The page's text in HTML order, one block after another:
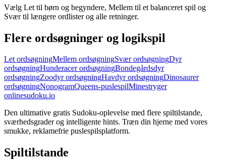
Vælg Let til børn og begyndere, Mellem til et balanceret spil og
Svær til længere ordlister og alle retninger.
Flere ordsøgninger og logikspil
Let ordsøgningMellem ordsøgningSvær ordsøgningDyr
ordsøgningHunderacer ordsøgningBondegårdsdyr
ordsøgningZoodyr ordsøgningHavdyr ordsøgningDinosaurer
ordsøgningNonogramQueens-puslespilMinestryger
onlinesudoku.io
Den ultimative gratis Sudoku-oplevelse med flere spiltilstande,
sværhedsgrader og intelligente hints. Træn din hjerne med vores
smukke, reklamefrie puslespilsplatform.
Spiltilstande